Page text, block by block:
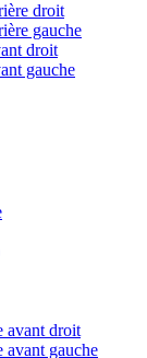
droit
gauche
droit
gauche
avant droit
avant gauche